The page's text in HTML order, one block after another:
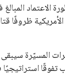
المبالغ
ظروفًا
المسيّرة
استراتيجيًا